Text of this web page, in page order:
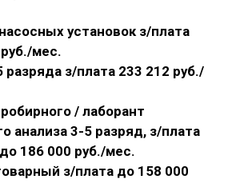
установок з/плата
мес.
разряда з/плата 233 212 руб./
/ лаборант
анализа 3-5 разряд, з/плата
186 000 руб./мес.
з/плата до 158 000